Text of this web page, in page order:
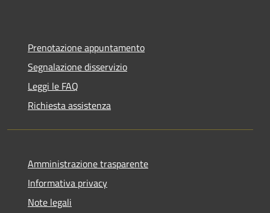
Prenotazione appuntamento
Segnalazione disservizio
Leggi le FAQ
Richiesta assistenza
Amministrazione trasparente
Informativa privacy
Note legali